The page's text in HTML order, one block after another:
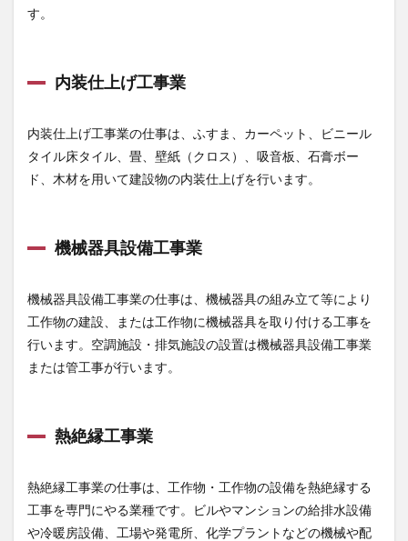
す。
内装仕上げ工事業
内装仕上げ工事業の仕事は、ふすま、カーペット、ビニール
タイル床タイル、畳、壁紙（クロス）、吸音板、石膏ボー
ド、木材を用いて建設物の内装仕上げを行います。
機械器具設備工事業
機械器具設備工事業の仕事は、機械器具の組み立て等により
工作物の建設、または工作物に機械器具を取り付ける工事を
行います。空調施設・排気施設の設置は機械器具設備工事業
または管工事が行います。
熱絶縁工事業
熱絶縁工事業の仕事は、工作物・工作物の設備を熱絶縁する
工事を専門にやる業種です。ビルやマンションの給排水設備
や冷暖房設備、工場や発電所、化学プラントなどの機械や配